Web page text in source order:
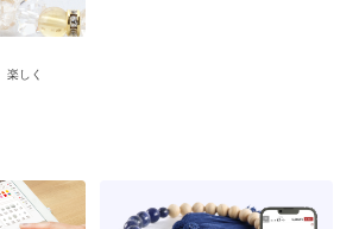
楽しく